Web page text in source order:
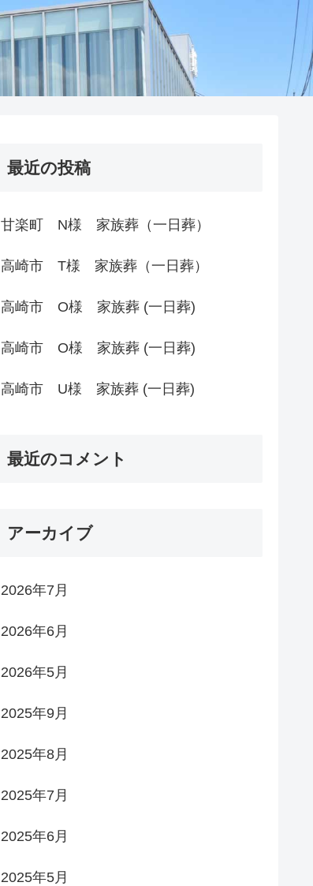
最近の投稿
甘楽町 N様 家族葬（一日葬）
高崎市 T様 家族葬（一日葬）
高崎市 O様 家族葬 (一日葬)
高崎市 O様 家族葬 (一日葬)
高崎市 U様 家族葬 (一日葬)
最近のコメント
アーカイブ
2026年7月
2026年6月
2026年5月
2025年9月
2025年8月
2025年7月
2025年6月
2025年5月